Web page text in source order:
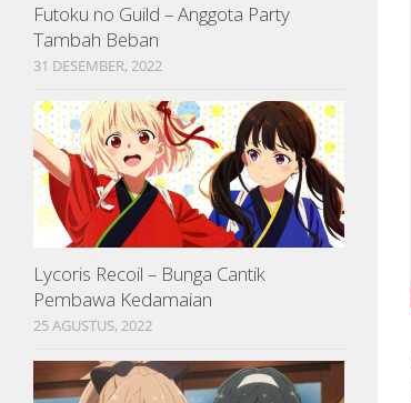
Futoku no Guild – Anggota Party
Tambah Beban
31 DESEMBER, 2022
Lycoris Recoil – Bunga Cantik
Pembawa Kedamaian
25 AGUSTUS, 2022